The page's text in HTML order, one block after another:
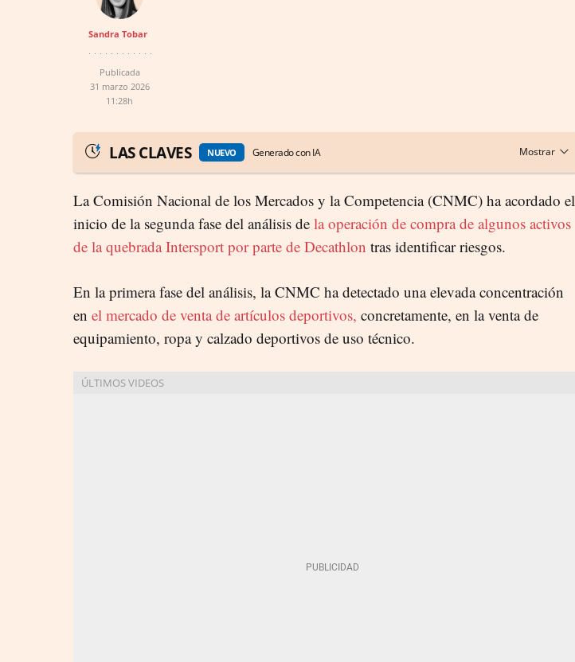
Sandra Tobar
Publicada
31 marzo 2026
11:28h
LAS CLAVES NUEVO Generado con IA
La Comisión Nacional de los Mercados y la Competencia (CNMC) ha acordado el
inicio de la segunda fase del análisis de la operación de compra de algunos activos
de la quebrada Intersport por parte de Decathlon tras identificar riesgos.
En la primera fase del análisis, la CNMC ha detectado una elevada concentración
en el mercado de venta de artículos deportivos, concretamente, en la venta de
equipamiento, ropa y calzado deportivos de uso técnico.